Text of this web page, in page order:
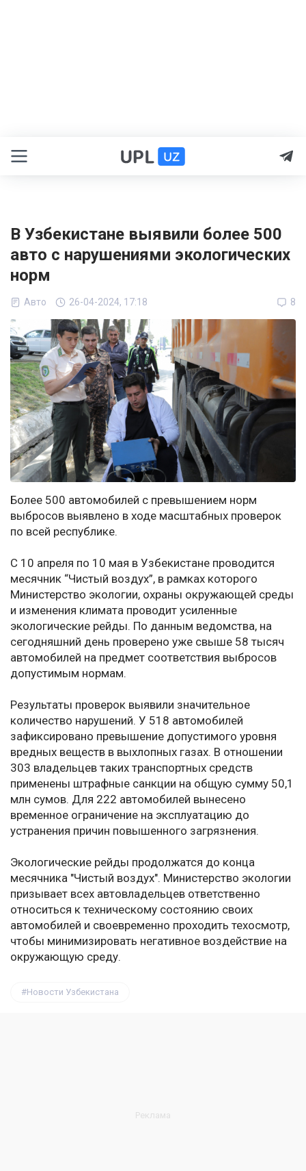
В Узбекистане выявили более 500
авто с нарушениями экологических
норм
Авто 26-04-2024, 17:18 8
Более 500 автомобилей с превышением норм
выбросов выявлено в ходе масштабных проверок
по всей республике.
С 10 апреля по 10 мая в Узбекистане проводится
месячник “Чистый воздух”, в рамках которого
Министерство экологии, охраны окружающей среды
и изменения климата проводит усиленные
экологические рейды. По данным ведомства, на
сегодняшний день проверено уже свыше 58 тысяч
автомобилей на предмет соответствия выбросов
допустимым нормам.
Результаты проверок выявили значительное
количество нарушений. У 518 автомобилей
зафиксировано превышение допустимого уровня
вредных веществ в выхлопных газах. В отношении
303 владельцев таких транспортных средств
применены штрафные санкции на общую сумму 50,1
млн сумов. Для 222 автомобилей вынесено
временное ограничение на эксплуатацию до
устранения причин повышенного загрязнения.
Экологические рейды продолжатся до конца
месячника "Чистый воздух". Министерство экологии
призывает всех автовладельцев ответственно
относиться к техническому состоянию своих
автомобилей и своевременно проходить техосмотр,
чтобы минимизировать негативное воздействие на
окружающую среду.
Новости Узбекистана